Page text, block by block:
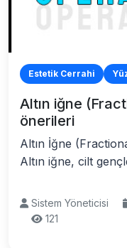
Estetik Cerrahi
Altın iğne
önerileri
Altın İğne
Altın iğne, cilt
Sistem Yöneticisi
121